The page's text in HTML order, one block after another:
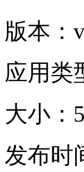
版本：
应用类
大小：
发布时